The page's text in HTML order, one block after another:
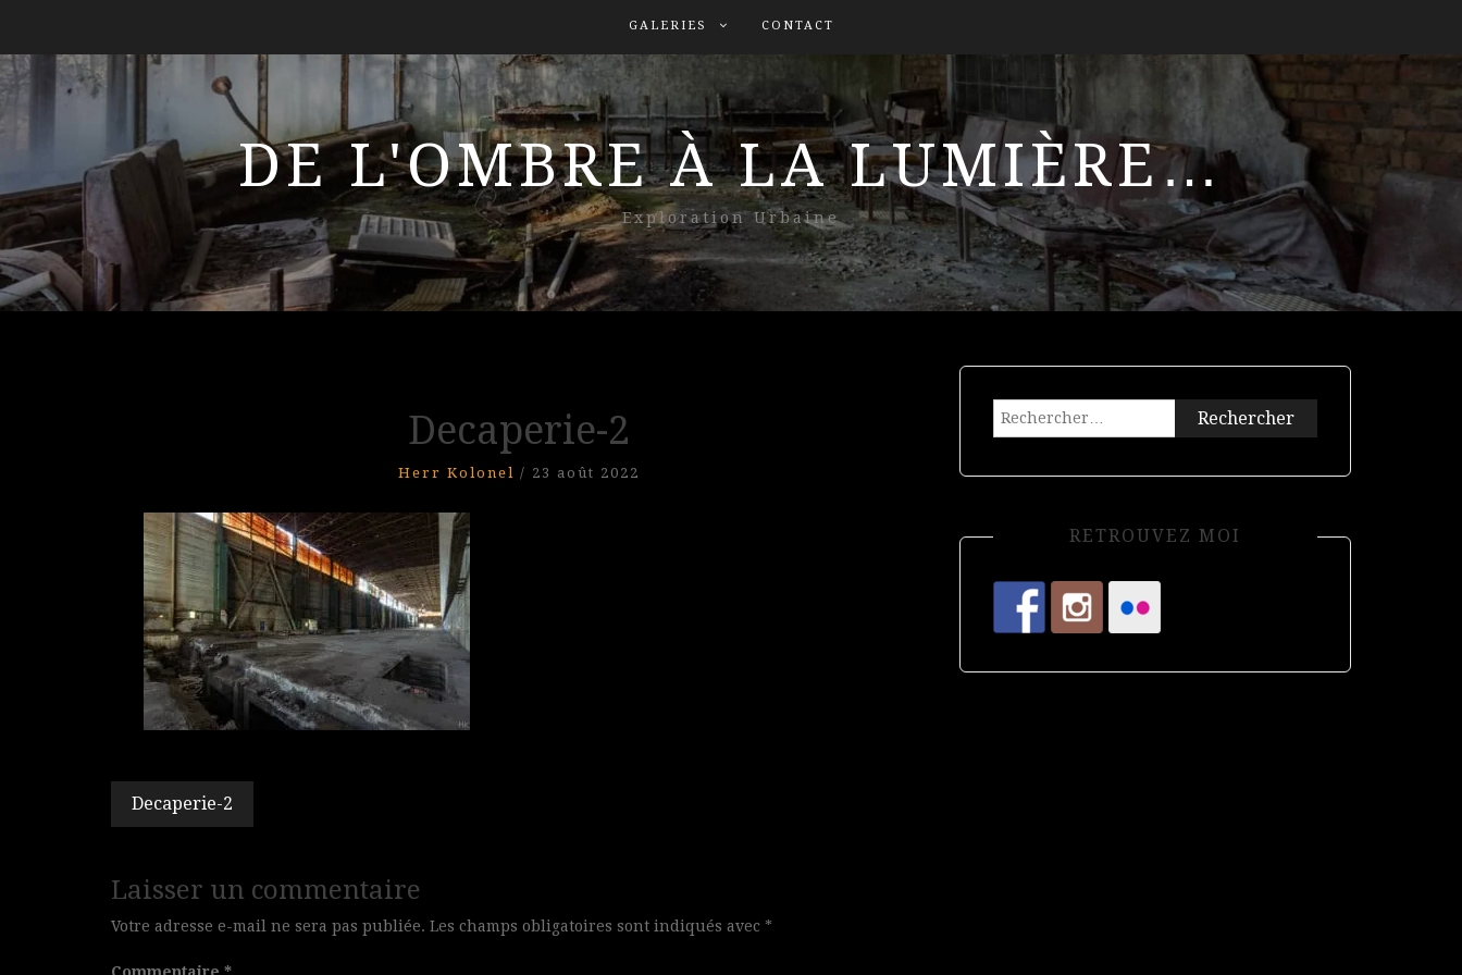
GALERIES CONTACT
DE L'OMBRE À LA LUMIÈRE…
Exploration Urbaine
Decaperie-2
Herr Kolonel / 23 août 2022
Navigation
de
l’article
Decaperie-2
Laisser un commentaire
Votre adresse e-mail ne sera pas publiée. Les champs obligatoires sont indiqués avec *
Rechercher :
RETROUVEZ MOI